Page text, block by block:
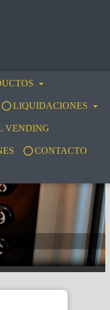
LIQUIDACIONES
VENDING
CONTACTO